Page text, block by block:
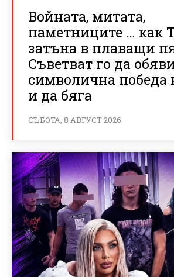
Войната, митата,
паметниците … как
затъна в плаващи
Съветват го да
символична победа
и да бяга
СЪБОТА, 8 АВГУСТ 2026